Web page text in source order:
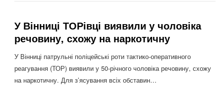
У Вінниці ТОРівці виявили у чоловіка
речовину, схожу на наркотичну
У Вінниці патрульні поліцейські роти тактико-оперативного
реагування (ТОР) виявили у 50-річного чоловіка речовину, схожу
на наркотичну. Для з’ясування всіх обставин…